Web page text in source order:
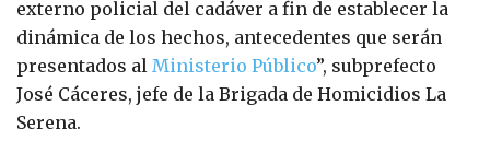
externo policial del cadáver a fin de establecer la
dinámica de los hechos, antecedentes que serán
presentados al Ministerio Público”, subprefecto
José Cáceres, jefe de la Brigada de Homicidios La
Serena.